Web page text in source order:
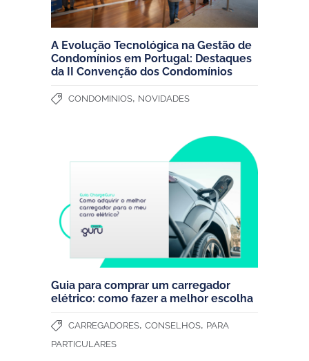
A Evolução Tecnológica na Gestão de
Condomínios em Portugal: Destaques
da II Convenção dos Condomínios
CONDOMINIOS, NOVIDADES
Guia para comprar um carregador
elétrico: como fazer a melhor escolha
CARREGADORES, CONSELHOS, PARA
PARTICULARES